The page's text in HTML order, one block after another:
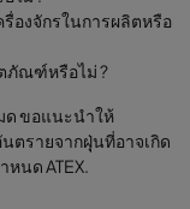
องจักรในการผลิตหรือ
ภัณฑ์หรือไม่ ?
ด ขอแนะนำให้
ตรายจากฝุุ่นที่อาจเกิด
นด ATEX.